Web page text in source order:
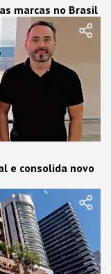
marcas no Brasil
e consolida novo